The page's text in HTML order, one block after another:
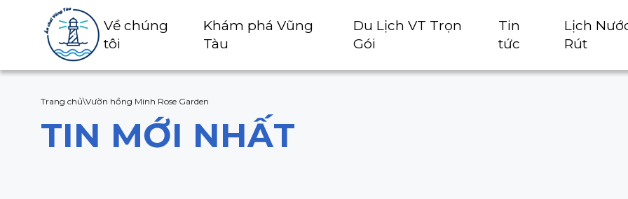
Về chúng
tôi
Khám phá Vũng
Tàu
Du Lịch VT Trọn
Gói
Tin
tức
Lịch
Rút
Trang chủ\Vườn hồng Minh Rose Garden
TIN MỚI NHẤT